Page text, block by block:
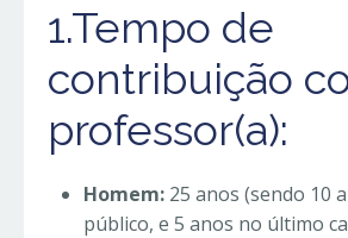
1.Tempo de
contribuição
professor(a):
Homem: 25 anos (sendo 10
público, e 5 anos no último